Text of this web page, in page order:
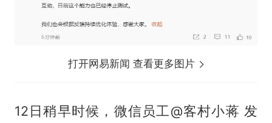
打开网易新闻 查看更多图片
12日稍早时候，微信员工@客村小蒋 发